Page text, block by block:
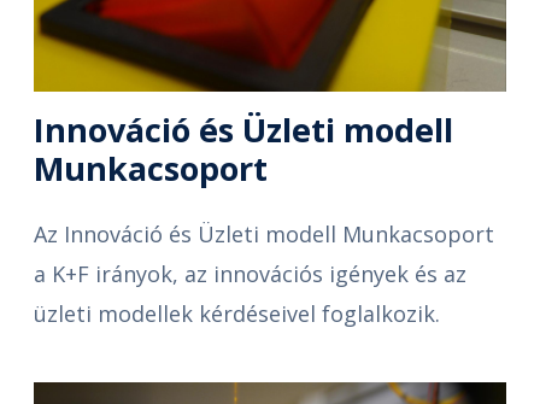
Innováció és Üzleti modell
Munkacsoport
Az Innováció és Üzleti modell Munkacsoport
a K+F irányok, az innovációs igények és az
üzleti modellek kérdéseivel foglalkozik.